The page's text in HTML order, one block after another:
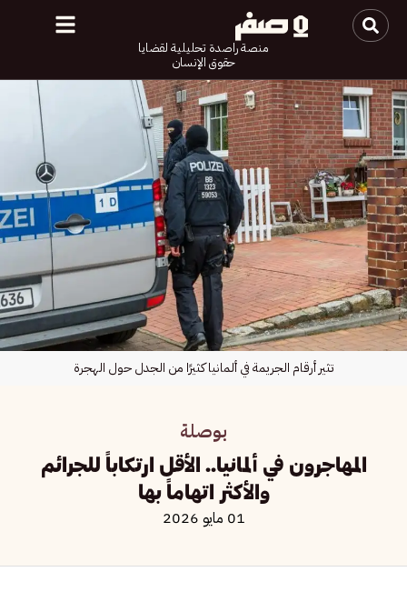
منصة راصدة تحليلية لقضايا
حقوق الإنسان
بوصلة
المهاجرون في ألمانيا.. الأقل ارتكاباً للجرائم
والأكثر اتهاماً بها
01 مايو 2026
تثير أرقام الجريمة في ألمانيا كثيرًا من الجدل حول الهجرة